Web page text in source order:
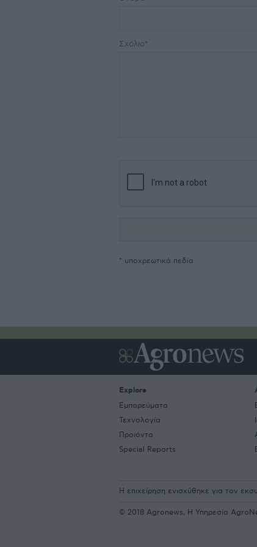
Σχόλιο*
* υποχρεωτικά πεδία
Explore
Εμπορεύματα
Τεχνολογία
Προιόντα
Special Reports
Η επιχείρηση ενισχύθηκε για τον
© 2018 Agronews, Η Υπηρεσία